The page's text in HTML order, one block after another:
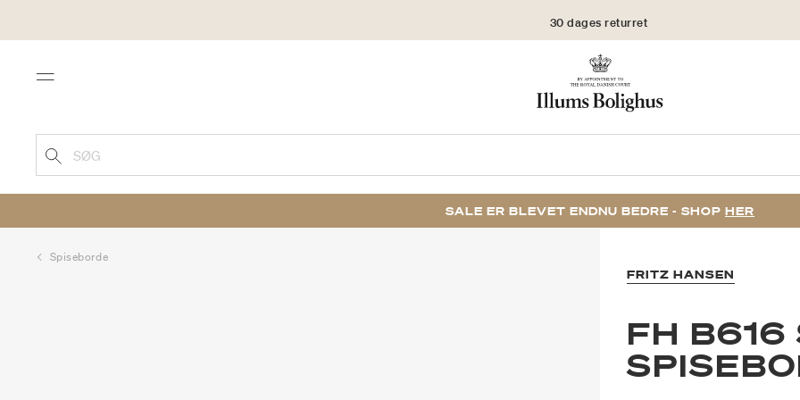
30 dages returret
Menu
SØG
SALE ER BLEVET ENDNU BEDRE - SHOP HER
Spiseborde
FRITZ HANSEN
FH B616